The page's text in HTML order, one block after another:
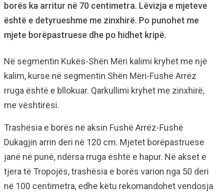
borës ka arritur në 70 centimetra. Lëvizja e mjeteve
është e detyrueshme me zinxhirë. Po punohet me
mjete borëpastruese dhe po hidhet kripë.
Në segmentin Kukës-Shën Mëri kalimi kryhet me një
kalim, kurse në segmentin Shën Mëri-Fushë Arrëz
rruga është e bllokuar. Qarkullimi kryhet me zinxhirë,
me vështirësi.
Trashësia e borës në aksin Fushë Arrëz-Fushë
Dukagjin arrin deri në 120 cm. Mjetet borëpastruese
janë në punë, ndërsa rruga është e hapur. Në akset e
tjera të Tropojës, trashësia e borës varion nga 50 deri
në 100 centimetra, edhe këtu rekomandohet vendosja